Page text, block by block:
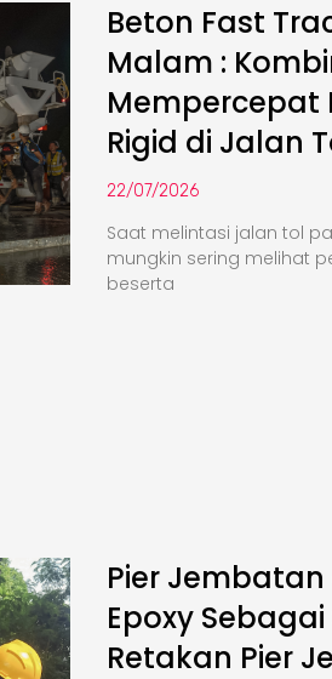
Beton Fast
Malam :
Mempercepat
Rigid di Jalan
22/07/2026
Saat melintasi jalan tol
mungkin sering melihat
beserta
Pier Jembatan
Epoxy
Retakan Pier